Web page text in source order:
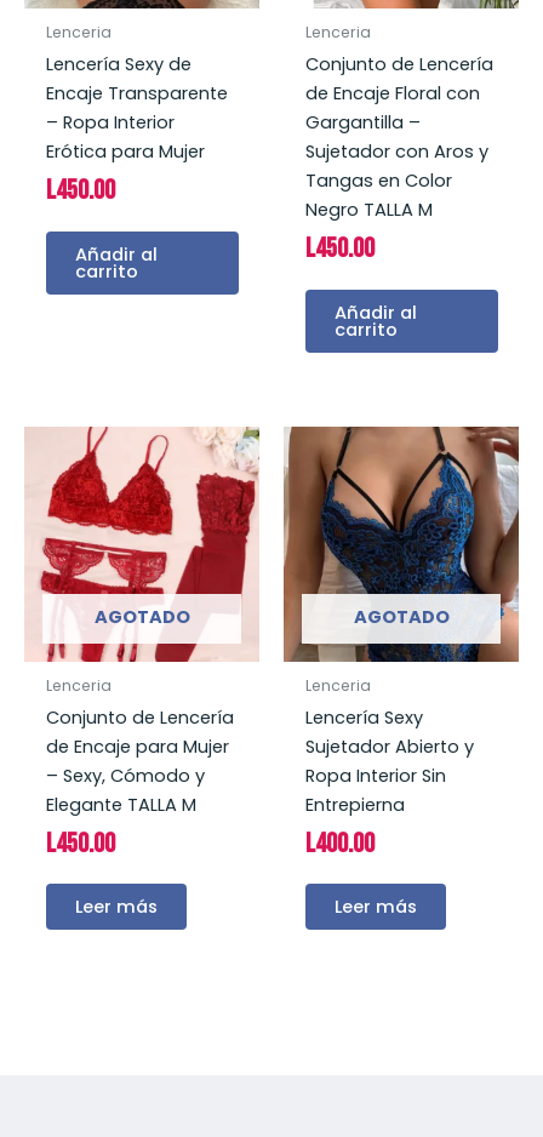
Lenceria
Lencería Sexy de
Encaje Transparente
– Ropa Interior
Erótica para Mujer
L450.00
Añadir al
carrito
Lenceria
Conjunto de Lencería
de Encaje Floral con
Gargantilla –
Sujetador con Aros y
Tangas en Color
Negro TALLA M
L450.00
Añadir al
carrito
AGOTADO
Lenceria
Conjunto de Lencería
de Encaje para Mujer
– Sexy, Cómodo y
Elegante TALLA M
L450.00
Leer más
AGOTADO
Lenceria
Lencería Sexy
Sujetador Abierto y
Ropa Interior Sin
Entrepierna
L400.00
Leer más